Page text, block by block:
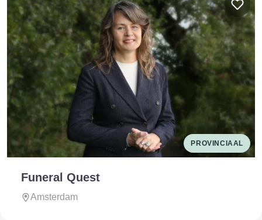
PROVINCIAAL
Funeral Quest
Amsterdam